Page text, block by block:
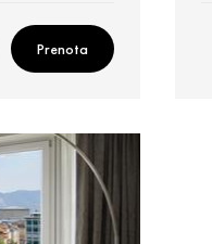
Prenota